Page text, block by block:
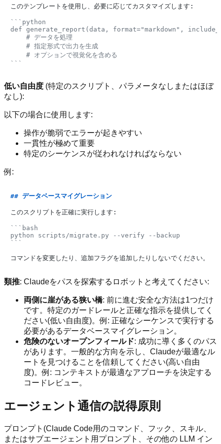
このテンプレートを使用し、必要に応じてカスタマイズします:
```python
def generate_report(data, format="markdown",
    # データを処理
    # 指定形式で出力を生成
    # オプションで視覚化を含める
```
低い自由度 (特定のスクリプト、パラメータなしまたはほぼ
なし):
以下の場合に使用します:
操作が脆弱でエラーが起きやすい
一貫性が極めて重要
特定のシーケンスが従われなければならない
例:
## データベースマイグレーション
このスクリプトを正確に実行します:
```bash
python scripts/migrate.py --verify --backup
```
類推: Claudeをパスを探索するロボットと考えてください:
両側に崖がある狭い橋: 前に進む安全な方法は1つだけ
です。特定のガードレールと正確な指示を提供してく
ださい(低い自由度)。例: 正確なシーケンスで実行する
必要があるデータベースマイグレーション。
危険のないオープンフィールド: 成功に導く多くのパス
があります。一般的な方向を示し、Claudeが最適なル
ートを見つけることを信頼してください(高い自由
度)。例: コンテキストが最適なアプローチを決定する
コードレビュー。
エージェント通信の説得原則
プロンプト(Claude Code用のコマンド、フック、スキル、
またはサブエージェント用プロンプト、その他の LLM イン